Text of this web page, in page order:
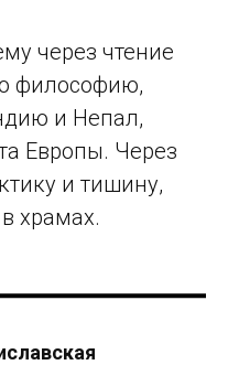
через чтение
философию,
и Непал,
Европы. Через
и тишину,
храмах.